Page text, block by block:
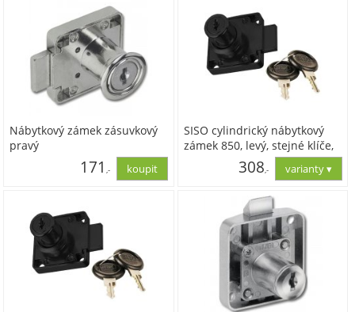
Nábytkový zámek zásuvkový
pravý
171,-
SISO cylindrický nábytkový
zámek 850, levý, stejné klíče,
308,-
254,89